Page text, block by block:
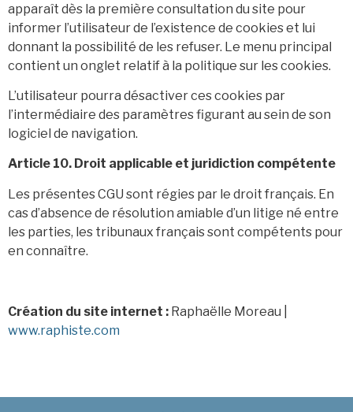
apparaît dès la première consultation du site pour
informer l’utilisateur de l’existence de cookies et lui
donnant la possibilité de les refuser. Le menu principal
contient un onglet relatif à la politique sur les cookies.
L’utilisateur pourra désactiver ces cookies par
l’intermédiaire des paramètres figurant au sein de son
logiciel de navigation.
Article 10. Droit applicable et juridiction compétente
Les présentes CGU sont régies par le droit français. En
cas d’absence de résolution amiable d’un litige né entre
les parties, les tribunaux français sont compétents pour
en connaître.
Création du site internet : Raphaëlle Moreau |
www.raphiste.com